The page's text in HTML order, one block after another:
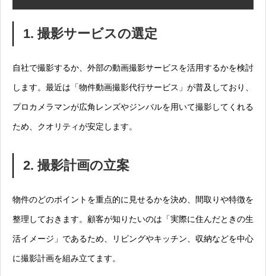
1. 撮影サービスの選定
自社で撮影するか、外部の動画撮影サービスを活用するかを検討
します。最近は「物件動画撮影代行サービス」が普及しており、
プロカメラマンが広角レンズやジンバルを用いて撮影してくれる
ため、クオリティが安定します。
2. 撮影計画の立案
物件のどのポイントを重点的に見せるかを決め、間取りや特徴を
整理しておきます。顧客が知りたいのは「実際に住んだときの生
活イメージ」であるため、リビングやキッチン、収納などを中心
に撮影計画を組み立てます。